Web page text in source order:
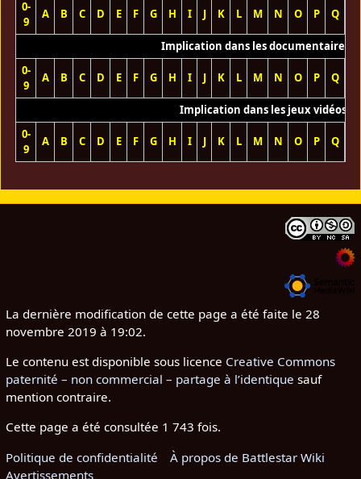
0-
9
A B C D E F G H I J K L M N O P Q
Implication dans les documentaires
0-
9
A B C D E F G H I J K L M N O P Q
Implication dans les jeux vidéos
0-
9
A B C D E F G H I J K L M N O P Q
La dernière modification de cette page a été faite le 28
novembre 2019 à 19:02.
Le contenu est disponible sous licence Creative Commons
paternité – non commercial – partage à l’identique sauf
mention contraire.
Cette page a été consultée 1 743 fois.
Politique de confidentialité
À propos de Battlestar Wiki
Avertissements